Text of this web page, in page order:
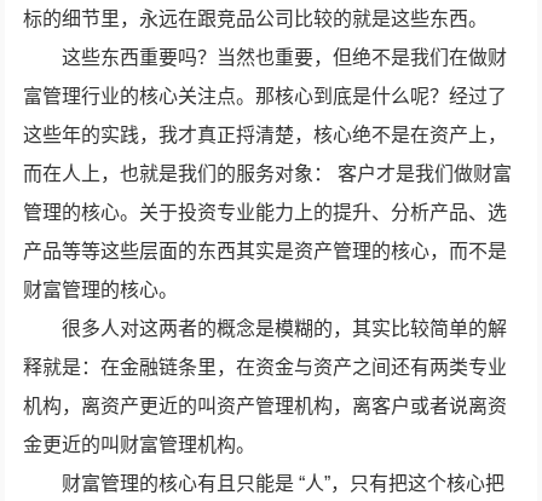
标的细节里，永远在跟竞品公司比较的就是这些东西。
这些东西重要吗？当然也重要，但绝不是我们在做财
富管理行业的核心关注点。那核心到底是什么呢？经过了
这些年的实践，我才真正捋清楚，核心绝不是在资产上，
而在人上，也就是我们的服务对象： 客户才是我们做财富
管理的核心。关于投资专业能力上的提升、分析产品、选
产品等等这些层面的东西其实是资产管理的核心，而不是
财富管理的核心。
很多人对这两者的概念是模糊的，其实比较简单的解
释就是：在金融链条里，在资金与资产之间还有两类专业
机构，离资产更近的叫资产管理机构，离客户或者说离资
金更近的叫财富管理机构。
财富管理的核心有且只能是 “人”，只有把这个核心把